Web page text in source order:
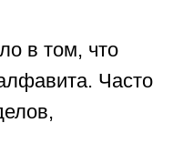
в том, что
Часто